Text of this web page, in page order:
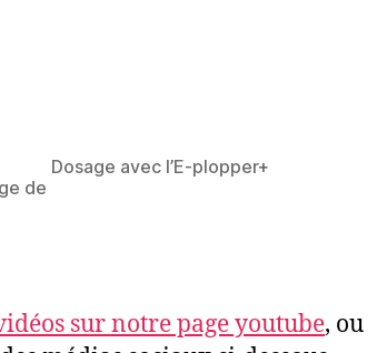
de
Dosage avec l’E-plopper+
sur notre page youtube, ou